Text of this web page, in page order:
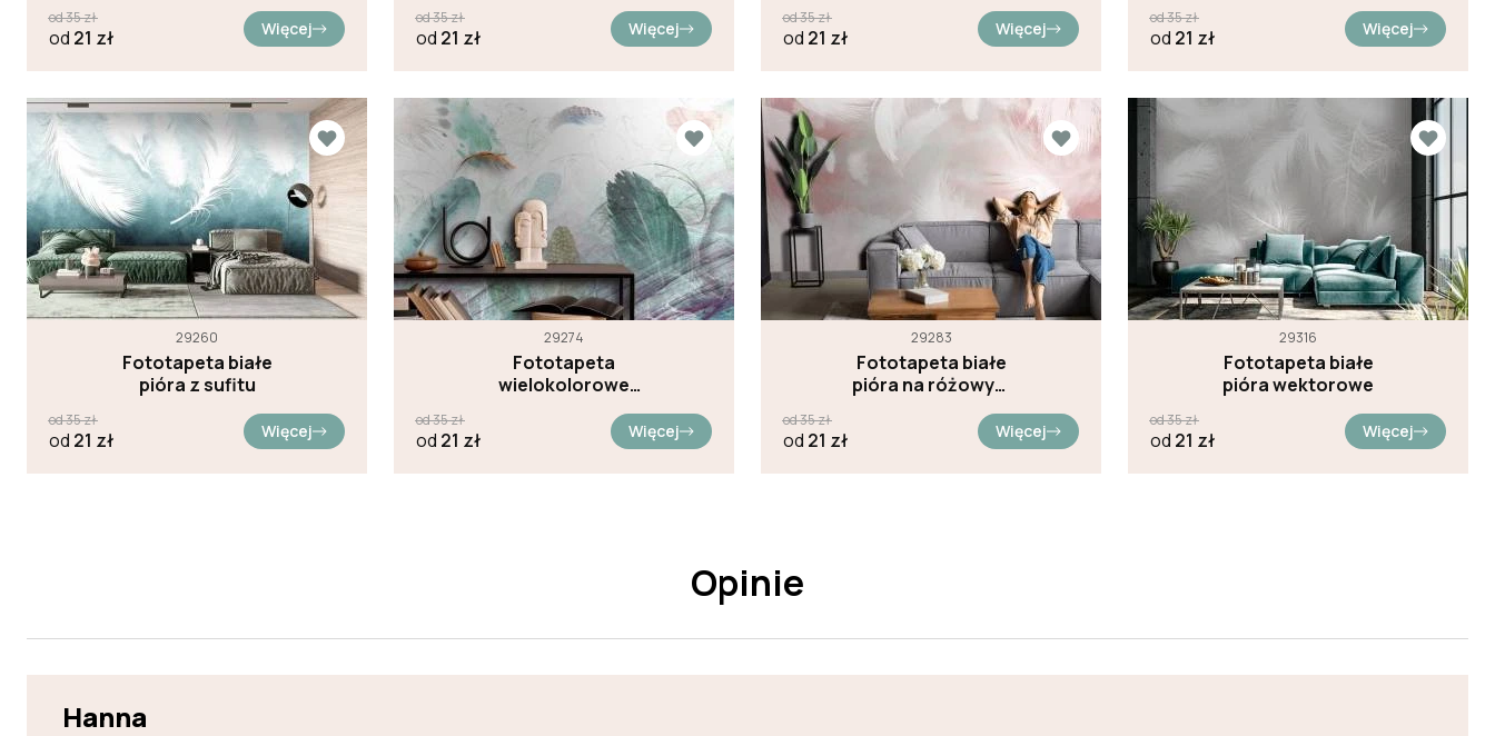
od35zł
od 21 zł Więcej
od35zł
od 21 zł Więcej
od35zł
od 21 zł Więcej
od35zł
od 21 zł Więcej
29260
Fototapeta białe
pióra z sufitu
od35zł
od 21 zł Więcej
29274
Fototapeta
wielokolorowe
od35zł
od 21 zł Więcej
29283
Fototapeta białe
pióra na różowym
od35zł
od 21 zł Więcej
29316
Fototapeta białe
pióra wektorowe
od35zł
od 21 zł Więcej
Opinie
Hanna